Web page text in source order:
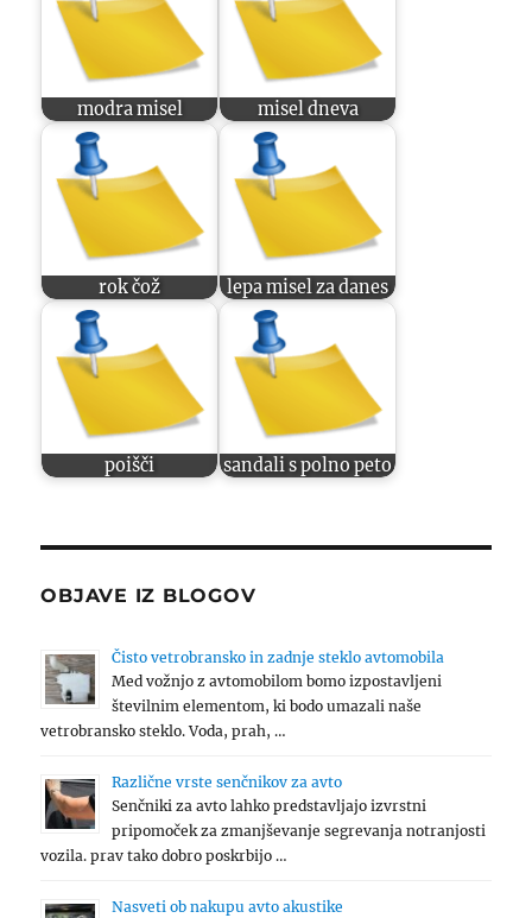
modra misel misel dneva
rok čož lepa misel za danes
poišči sandali s polno peto
OBJAVE IZ BLOGOV
Čisto vetrobransko in zadnje steklo avtomobila
Med vožnjo z avtomobilom bomo izpostavljeni
številnim elementom, ki bodo umazali naše
vetrobransko steklo. Voda, prah, …
Različne vrste senčnikov za avto
Senčniki za avto lahko predstavljajo izvrstni
pripomoček za zmanjševanje segrevanja notranjosti
vozila. prav tako dobro poskrbijo …
Nasveti ob nakupu avto akustike